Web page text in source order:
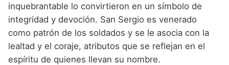
inquebrantable lo convirtieron en un símbolo de
integridad y devoción. San Sergio es venerado
como patrón de los soldados y se le asocia con la
lealtad y el coraje, atributos que se reflejan en el
espíritu de quienes llevan su nombre.